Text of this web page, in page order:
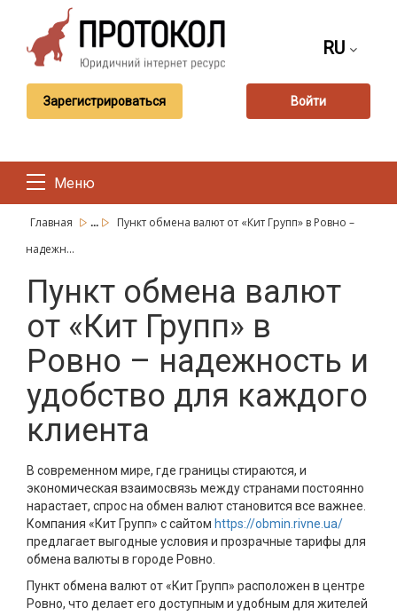
RU
Зарегистрироваться Войти
Меню
Главная ...
Пункт обмена валют от «Кит Групп» в Ровно –
надежн...
Пункт обмена валют
от «Кит Групп» в
Ровно – надежность и
удобство для каждого
клиента
В современном мире, где границы стираются, и
экономическая взаимосвязь между странами постоянно
нарастает, спрос на обмен валют становится все важнее.
Компания «Кит Групп» с сайтом https://obmin.rivne.ua/
предлагает выгодные условия и прозрачные тарифы для
обмена валюты в городе Ровно.
Пункт обмена валют от «Кит Групп» расположен в центре
Ровно, что делает его доступным и удобным для жителей